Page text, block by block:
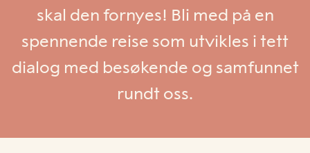
skal den fornyes! Bli med på en
spennende reise som utvikles i tett
dialog med besøkende og samfunnet
rundt oss.